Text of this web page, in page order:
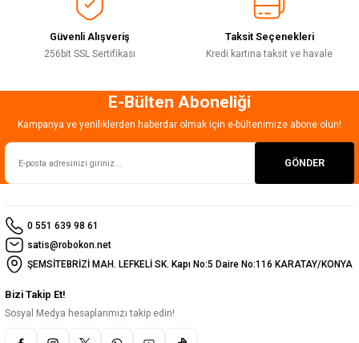
Gönder
Güvenli Alışveriş
256bit SSL Sertifikası
Taksit Seçenekleri
Kredi kartına taksit ve havale
E-Bülten Aboneliği
Kampanya ve yeniliklerden haberdar olmak için e-bültenimize abone olun!
GÖNDER
0 551 639 98 61
satis@robokon.net
ŞEMSİTEBRİZİ MAH. LEFKELİ SK. Kapı No:5 Daire No:116 KARATAY/KONYA
Bizi Takip Et!
Sosyal Medya hesaplarımızı takip edin!